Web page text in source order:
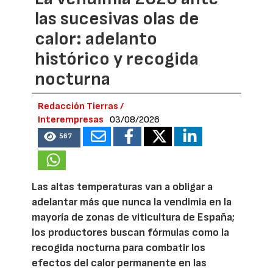
las sucesivas olas de
calor: adelanto
histórico y recogida
nocturna
Redacción Tierras /
Interempresas
03/08/2026
567
Las altas temperaturas van a obligar a
adelantar más que nunca la vendimia en la
mayoría de zonas de viticultura de España;
los productores buscan fórmulas como la
recogida nocturna para combatir los
efectos del calor permanente en las